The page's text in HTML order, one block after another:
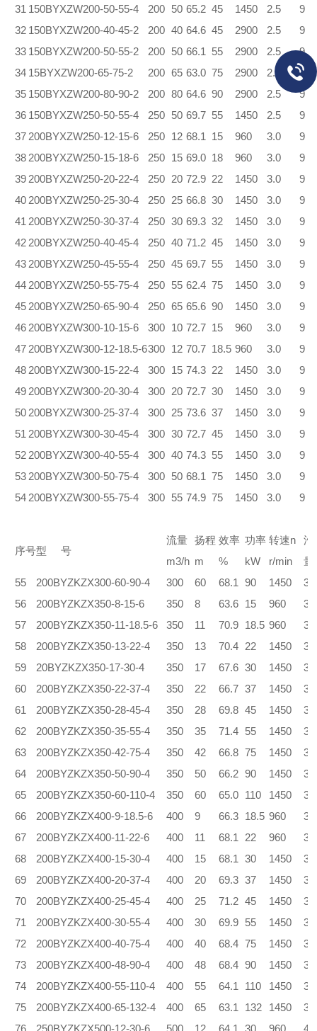
31 150BYXZW200-50-55-4 200 50 65.2 45 1450 2.5
9
32 150BYXZW200-40-45-2 200 40 64.6 45 2900 2.5
9
33 150BYXZW200-50-55-2 200 50 66.1 55 2900 2.5
9
34 15BYXZW200-65-75-2 200 65 63.0 75 2900 2.5
9
35 150BYXZW200-80-90-2 200 80 64.6 90 2900 2.5
9
36 150BYXZW250-50-55-4 250 50 69.7 55 1450 2.5
9
37 200BYXZW250-12-15-6 250 12 68.1 15 960 3.0
9
38 200BYXZW250-15-18-6 250 15 69.0 18 960 3.0
9
39 200BYXZW250-20-22-4 250 20 72.9 22 1450 3.0
9
40 200BYXZW250-25-30-4 250 25 66.8 30 1450 3.0
9
41 200BYXZW250-30-37-4 250 30 69.3 32 1450 3.0
9
42 200BYXZW250-40-45-4 250 40 71.2 45 1450 3.0
9
43 200BYXZW250-45-55-4 250 45 69.7 55 1450 3.0
9
44 200BYXZW250-55-75-4 250 55 62.4 75 1450 3.0
9
45 200BYXZW250-65-90-4 250 65 65.6 90 1450 3.0
9
46 200BYXZW300-10-15-6 300 10 72.7 15 960 3.0
9
47 200BYXZW300-12-18.5-6300 12 70.7 18.5 960 3.0
9
48 200BYXZW300-15-22-4 300 15 74.3 22 1450 3.0
9
49 200BYXZW300-20-30-4 300 20 72.7 30 1450 3.0
9
50 200BYXZW300-25-37-4 300 25 73.6 37 1450 3.0
9
51 200BYXZW300-30-45-4 300 30 72.7 45 1450 3.0
9
52 200BYXZW300-40-55-4 300 40 74.3 55 1450 3.0
9
53 200BYXZW300-50-75-4 300 50 68.1 75 1450 3.0
9
54 200BYXZW300-55-75-4 300 55 74.9 75 1450 3.0 9
序号型 号
流量
m3/h
扬程
m
效率
%
功率
kW
转速n
r/min
量
55
200BYZKZX300-60-90-4 300 60 68.1 90 1450
3.0
56
200BYZKZX350-8-15-6 350 8 63.6 15 960
3.0
57
200BYZKZX350-11-18.5-6 350 11 70.9 18.5 960
3.0
58
200BYZKZX350-13-22-4 350 13 70.4 22 1450
3.0
59
20BYZKZX350-17-30-4 350 17 67.6 30 1450
3.0
60
200BYZKZX350-22-37-4 350 22 66.7 37 1450
3.0
61
200BYZKZX350-28-45-4 350 28 69.8 45 1450
3.0
62
200BYZKZX350-35-55-4 350 35 71.4 55 1450
3.0
63
200BYZKZX350-42-75-4 350 42 66.8 75 1450
3.0
64
200BYZKZX350-50-90-4 350 50 66.2 90 1450
3.0
65
200BYZKZX350-60-110-4 350 60 65.0 110 1450
3.0
66
200BYZKZX400-9-18.5-6 400 9 66.3 18.5 960
3.0
67
200BYZKZX400-11-22-6 400 11 68.1 22 960
3.0
68
200BYZKZX400-15-30-4 400 15 68.1 30 1450
3.0
69
200BYZKZX400-20-37-4 400 20 69.3 37 1450
3.0
70
200BYZKZX400-25-45-4 400 25 71.2 45 1450
3.0
71
200BYZKZX400-30-55-4 400 30 69.9 55 1450
3.0
72
200BYZKZX400-40-75-4 400 40 68.4 75 1450
3.0
73
200BYZKZX400-48-90-4 400 48 68.4 90 1450
3.0
74
200BYZKZX400-55-110-4 400 55 64.1 110 1450
3.0
75
200BYZKZX400-65-132-4 400 65 63.1 132 1450
3.0
76
250BYZKZX500-12-30-6 500 12 64.1 30 960 4.0